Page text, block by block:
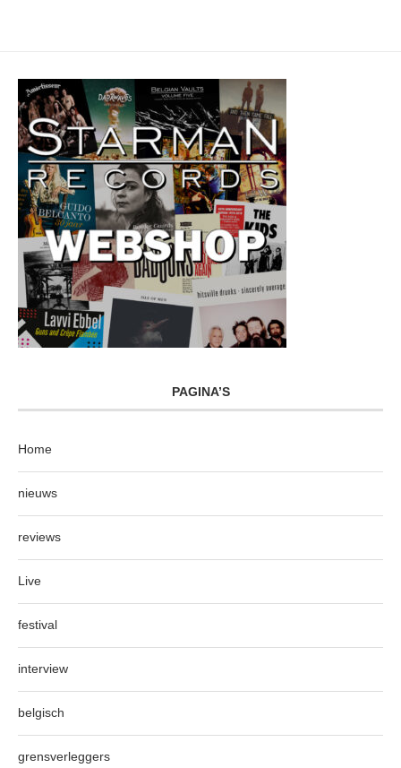
PAGINA’S
Home
nieuws
reviews
Live
festival
interview
belgisch
grensverleggers